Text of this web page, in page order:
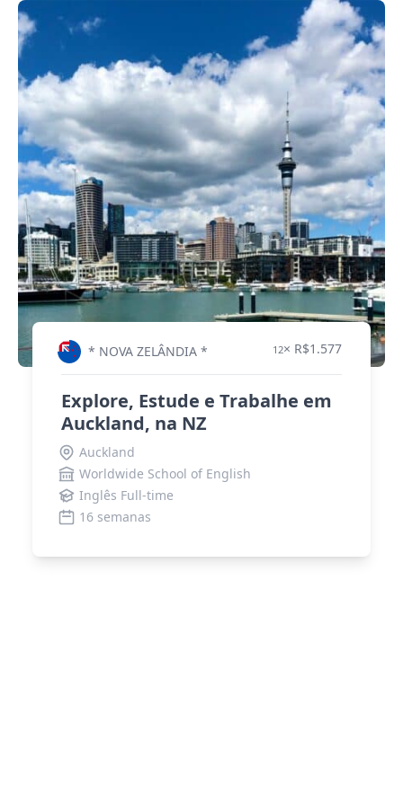
* NOVA ZELÂNDIA * 12× R$1.577
Explore, Estude e Trabalhe em
Auckland, na NZ
Auckland
Worldwide School of English
Inglês Full-time
16 semanas